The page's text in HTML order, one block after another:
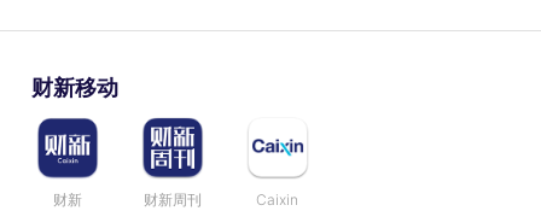
财新移动
财新 财新周刊 Caixin